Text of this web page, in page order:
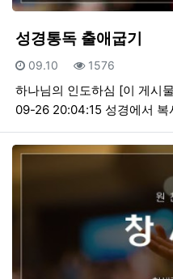
성경통독 출애굽기
등록일
09.10 조회
1576
하나님의 인도하심 [이 게시
09-26 20:04:15 성경에서 복